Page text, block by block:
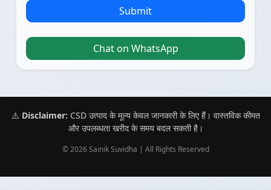
Submit
Chat on WhatsApp
⚠️ Disclaimer: CSD उत्पाद के मूल्य केवल जानकारी के लिए हैं। वास्तविक कीमत
और उपलब्धता खरीद के समय बदल सकती है।
© 2026 Sainik Suvidha | All Rights Reserved